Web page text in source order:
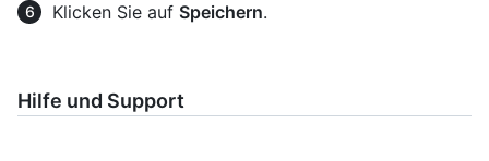
Klicken Sie auf Speichern.
Hilfe und Support